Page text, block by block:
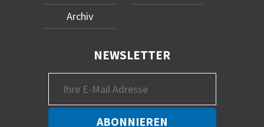
Archiv
NEWSLETTER